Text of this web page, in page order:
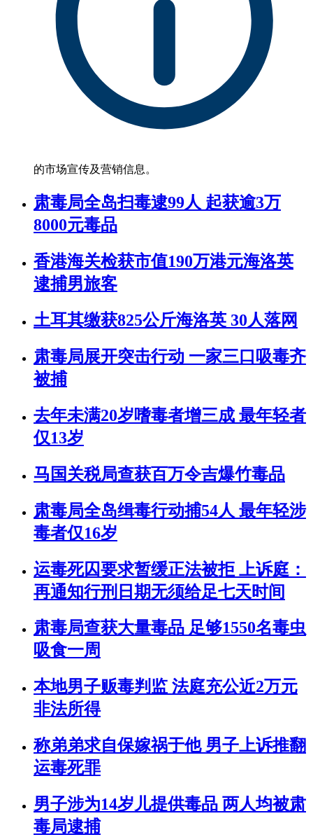
的市场宣传及营销信息。
肃毒局全岛扫毒逮99人 起获逾3万
8000元毒品
香港海关检获市值190万港元海洛英
逮捕男旅客
土耳其缴获825公斤海洛英 30人落网
肃毒局展开突击行动 一家三口吸毒齐
被捕
去年未满20岁嗜毒者增三成 最年轻者
仅13岁
马国关税局查获百万令吉爆竹毒品
肃毒局全岛缉毒行动捕54人 最年轻涉
毒者仅16岁
运毒死囚要求暂缓正法被拒 上诉庭：
再通知行刑日期无须给足七天时间
肃毒局查获大量毒品 足够1550名毒虫
吸食一周
本地男子贩毒判监 法庭充公近2万元
非法所得
称弟弟求自保嫁祸于他 男子上诉推翻
运毒死罪
男子涉为14岁儿提供毒品 两人均被肃
毒局逮捕